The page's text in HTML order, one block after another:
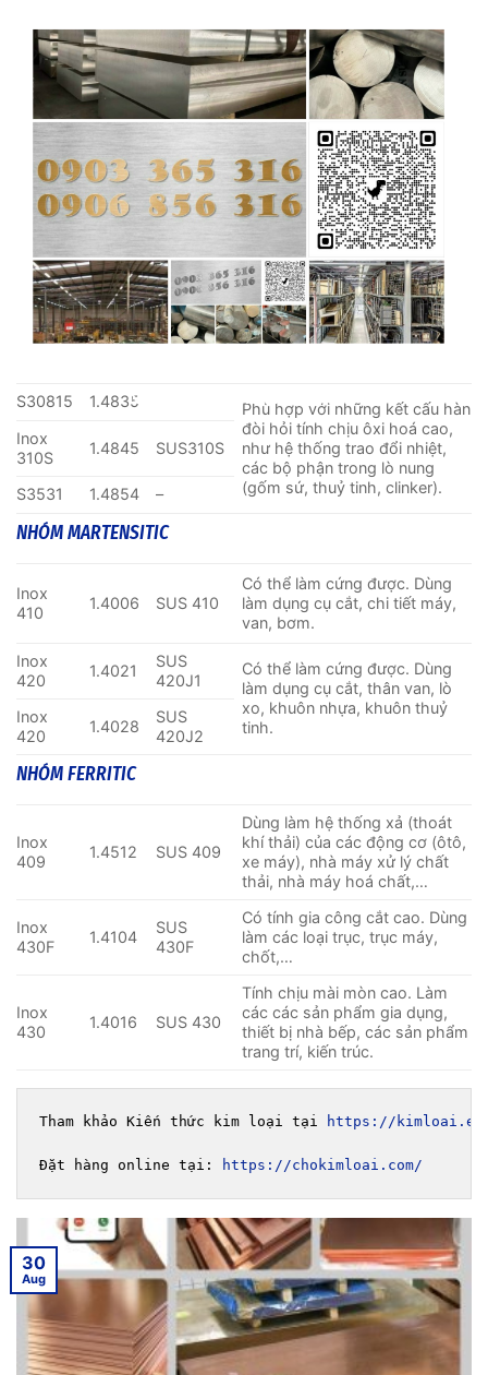
ngành chế biế thực phẩm,
ngành giấy, ngành hoá chất.
Inox
316L
1.4404
SUS
Có hàm lượng carbon thấp
hơn loại 316 nên chịu được độ
ăn mòn tinh thể tốt hơn. Sản
xuất các loại máy móc và thiết
bị dùng trong ngành hoá chất.
Inox
1.4541 SUS 321
Titanium được bổ sung nhằm
tăng độ ăn mòn tinh thể. Làm
các linh kiện động cơ phản lực,
nồi hơi, nồi áp suất,…
Inox
308L
–
–
Dùng làm vật liệu hàn như dây
hàn TIG/MIG, lõi que hàn điện.
Inox
S30815 1.4835
Phù hợp với những kết cấu hàn
đòi hỏi tính chịu ôxi hoá cao,
như hệ thống trao đổi nhiệt,
các bộ phận trong lò nung
(gốm sứ, thuỷ tinh, clinker).
Inox
310S
1.4845 SUS310S
S3531 1.4854 –
NHÓM MARTENSITIC
Inox
410
1.4006 SUS 410
Có thể làm cứng được. Dùng
làm dụng cụ cắt, chi tiết máy,
van, bơm.
Inox
420
1.4021
SUS
420J1
Có thể làm cứng được. Dùng
làm dụng cụ cắt, thân van, lò
xo, khuôn nhựa, khuôn thuỷ
tinh.
Inox
420
1.4028
SUS
420J2
NHÓM FERRITIC
Inox
409
1.4512 SUS 409
Dùng làm hệ thống xả (thoát
khí thải) của các động cơ (ôtô,
xe máy), nhà máy xử lý chất
thải, nhà máy hoá chất,…
Inox
430F
1.4104
SUS
430F
Có tính gia công cắt cao. Dùng
làm các loại trục, trục máy,
chốt,…
Inox
430
1.4016 SUS 430
Tính chịu mài mòn cao. Làm
các các sản phẩm gia dụng,
thiết bị nhà bếp, các sản phẩm
trang trí, kiến trúc.
Tham khảo Kiến thức kim loại tại https://
Đặt hàng online tại: https://chokimloai.com/
30
Aug
No thanks, I’m not interested!